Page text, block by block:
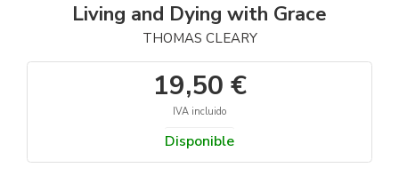
Living and Dying with Grace
THOMAS CLEARY
19,50 €
IVA incluido
Disponible